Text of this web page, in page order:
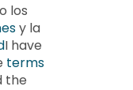
los
y la
I have
terms
the